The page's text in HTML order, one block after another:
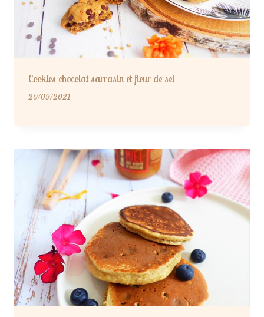
Cookies chocolat sarrasin et fleur de sel
20/09/2021